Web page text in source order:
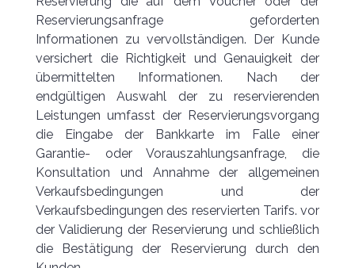
Reservierungsanfrage geforderten
Informationen zu vervollständigen. Der Kunde
versichert die Richtigkeit und Genauigkeit der
übermittelten Informationen. Nach der
endgültigen Auswahl der zu reservierenden
Leistungen umfasst der Reservierungsvorgang
die Eingabe der Bankkarte im Falle einer
Garantie- oder Vorauszahlungsanfrage, die
Konsultation und Annahme der allgemeinen
Verkaufsbedingungen und der
Verkaufsbedingungen des reservierten Tarifs. vor
der Validierung der Reservierung und schließlich
die Bestätigung der Reservierung durch den